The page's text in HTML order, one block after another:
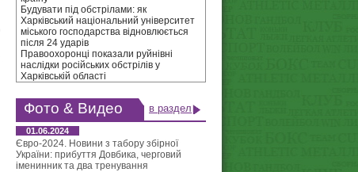
Будувати під обстрілами: як
Харківський національний університет
міського господарства відновлюється
після 24 ударів
Правоохоронці показали руйнівні
наслідки російських обстрілів у
Харківській області
Фото & Видео в раздел
01.06.2024
Євро-2024. Новини з табору збірної
України: прибуття Довбика, черговий
іменинник та два тренування